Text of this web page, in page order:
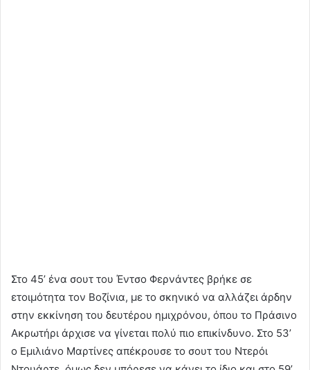
Στο 45’ ένα σουτ του Έντσο Φερνάντες βρήκε σε
ετοιμότητα τον Βοζίνια, με το σκηνικό να αλλάζει άρδην
στην εκκίνηση του δευτέρου ημιχρόνου, όπου το Πράσινο
Ακρωτήρι άρχισε να γίνεται πολύ πιο επικίνδυνο. Στο 53’
ο Εμιλιάνο Μαρτίνες απέκρουσε το σουτ του Ντερόι